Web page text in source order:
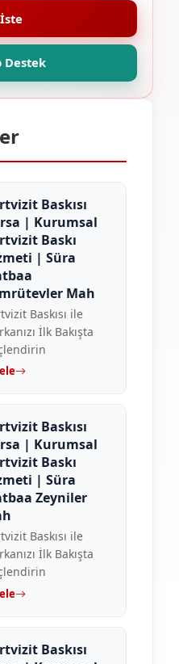
Destek
Baskısı
| Kurumsal
Baskı
| Süra
Mah
Baskısı ile
İlk Bakışta
Baskısı
| Kurumsal
Baskı
| Süra
Zeyniler
Baskısı ile
İlk Bakışta
Baskısı